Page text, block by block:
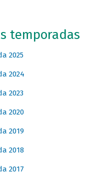
temporadas
2025
2024
2023
2020
2019
2018
2017